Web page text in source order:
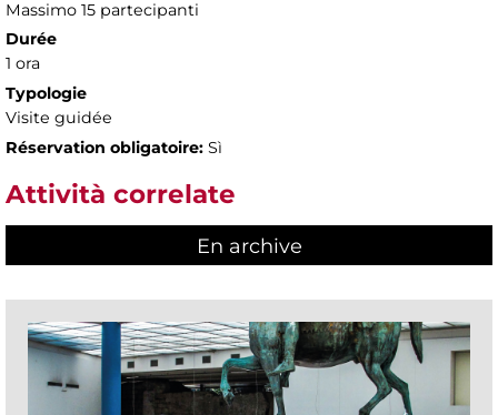
Massimo 15 partecipanti
Durée
1 ora
Typologie
Visite guidée
Réservation obligatoire: Sì
Attività correlate
En archive